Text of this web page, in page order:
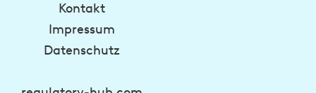
Kontakt
Impressum
Datenschutz